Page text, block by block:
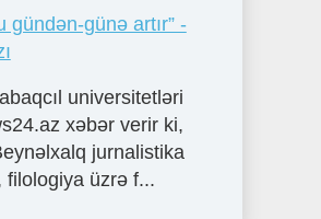
gündən-günə artır” -
universitetləri
xəbər verir ki,
jurnalistika
filologiya üzrə f...